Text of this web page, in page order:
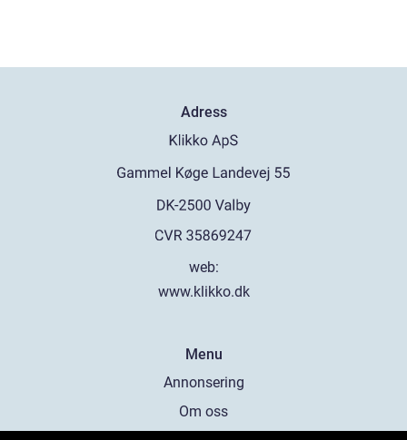
Adress
web:
www.klikko.dk
Menu
Annonsering
Om oss